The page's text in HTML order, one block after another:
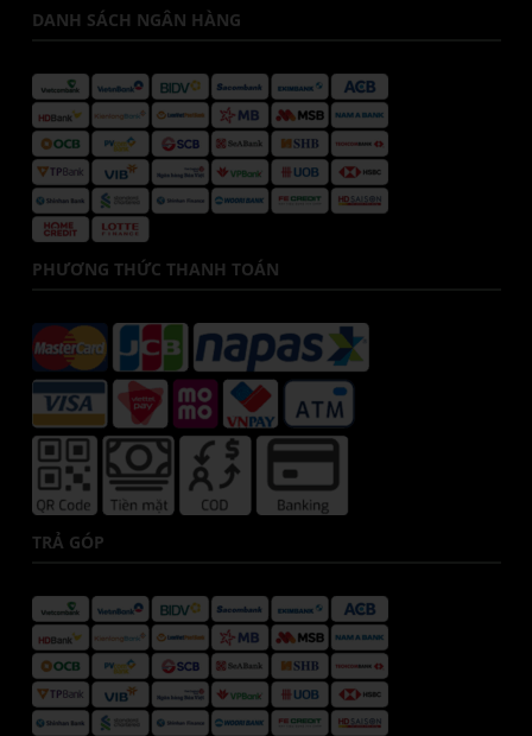
DANH SÁCH NGÂN HÀNG
PHƯƠNG THỨC THANH TOÁN
TRẢ GÓP